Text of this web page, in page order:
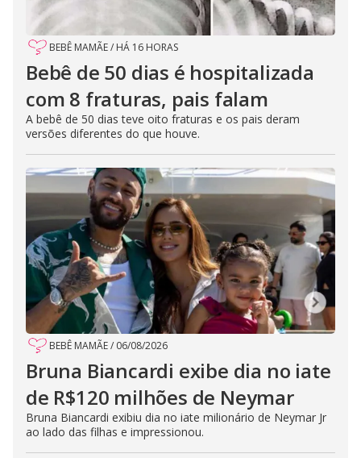
BEBÊ MAMÃE/ HÁ 16 HORAS
Bebê de 50 dias é hospitalizada
com 8 fraturas, pais falam
A bebê de 50 dias teve oito fraturas e os pais deram
versões diferentes do que houve.
BEBÊ MAMÃE/ 06/08/2026
Bruna Biancardi exibe dia no iate
de R$120 milhões de Neymar
Bruna Biancardi exibiu dia no iate milionário de Neymar Jr
ao lado das filhas e impressionou.